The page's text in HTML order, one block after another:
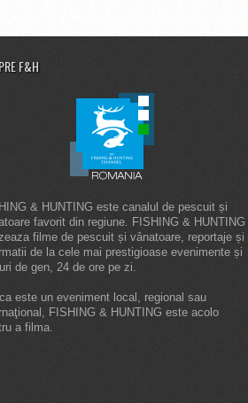
F&H
& HUNTING este canalul de pescuit și
favorit din regiune. FISHING & HUNTING
filme de pescuit și vânatoare, reportaje și
de la cele mai prestigioase evenimente și
de gen, 24 de ore pe zi.
este un eveniment local, regional sau
FISHING & HUNTING este acolo
a filma.